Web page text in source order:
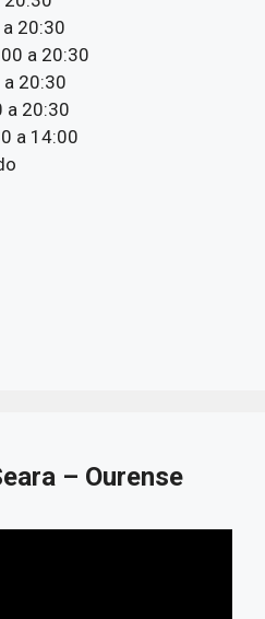
20:30
a 20:30
a 20:30
a 20:30
a 14:00
– Ourense